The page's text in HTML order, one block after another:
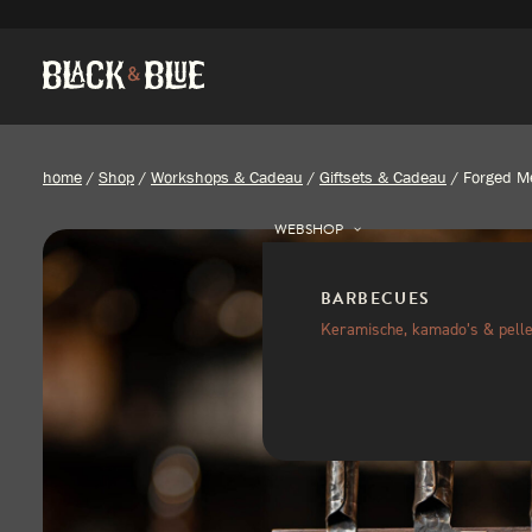
WEBSHOP
BARBECUES
Keramische, kamado’s &
home / Shop / Workshops & Cadeau / Giftsets & Cadeau / Forged